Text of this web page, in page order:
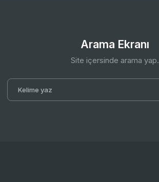
Arama Ekranı
Site içersinde arama yap.